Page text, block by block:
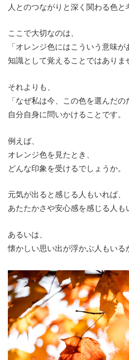
人とのつながりと深く関わる色と
ここで大切なのは、
「オレンジ色にはこういう意味が
知識として覚えることではありま
それよりも、
「なぜ私は今、この色を選んだの
自分自身に問いかけることです。
例えば、
オレンジ色を見たとき、
どんな印象を受けるでしょうか。
元気が出ると感じる人もいれば、
あたたかさや安心感を感じる人も
あるいは、
懐かしい思い出が浮かぶ人もいる